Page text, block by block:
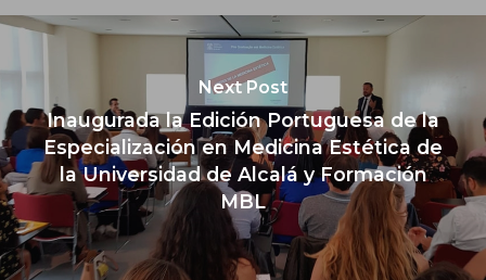
Next Post
Inaugurada la Edición Portuguesa de la
Especialización en Medicina Estética de
la Universidad de Alcalá y Formación
MBL